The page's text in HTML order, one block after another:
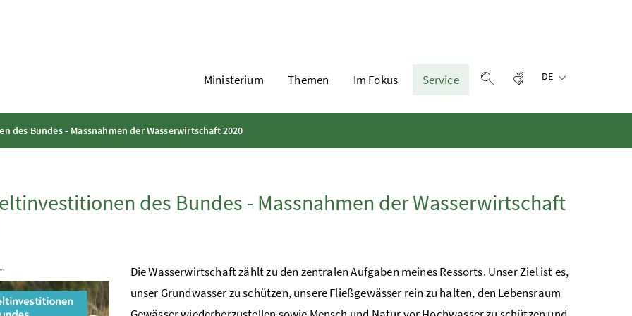
Ministerium Themen Im Fokus
Service
Gebärdensprache
DE
des Bundes - Massnahmen der Wasserwirtschaft 2020
des Bundes - Massnahmen der Wasserwirtschaft
Die Wasserwirtschaft zählt zu den zentralen Aufgaben meines Ressorts. Unser Ziel ist es,
unser Grundwasser zu schützen, unsere Fließgewässer rein zu halten, den Lebensraum